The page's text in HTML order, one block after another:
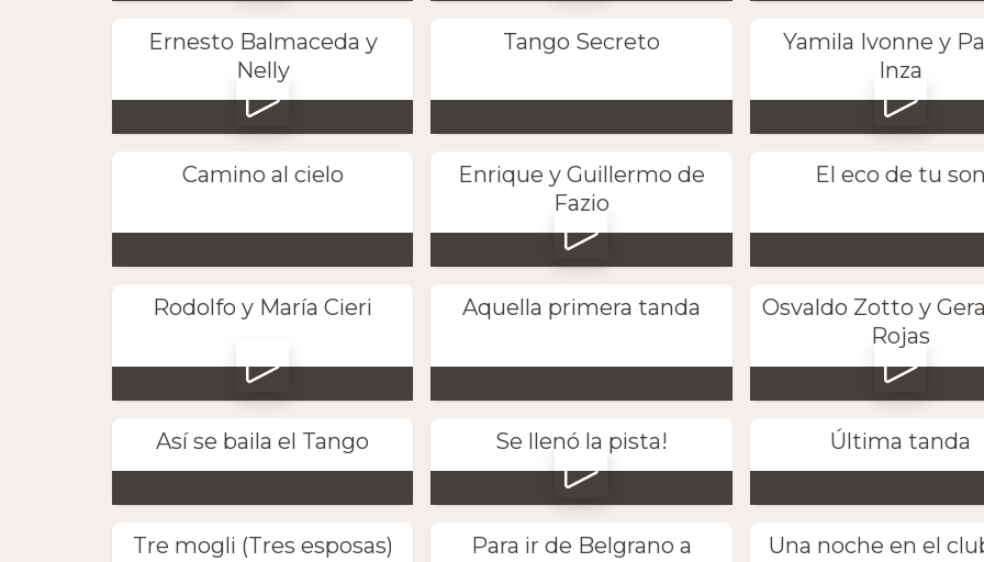
Ernesto Balmaceda y
Nelly
Tango Secreto
Yamila Ivonne y
Inza
Camino al cielo
Enrique y Guillermo de
Fazio
El eco de tu
Rodolfo y María Cieri Aquella primera tanda
Osvaldo Zotto y
Rojas
Así se baila el Tango Se llenó la pista! Última tanda
Tre mogli (Tres esposas)
Para ir de Belgrano a
Una noche en el